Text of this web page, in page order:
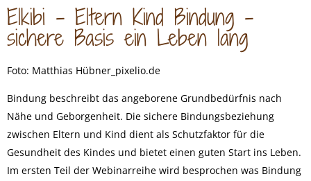
Elkibi – Eltern Kind Bindung –
sichere Basis ein Leben lang
Foto: Matthias Hübner_pixelio.de
Bindung beschreibt das angeborene Grundbedürfnis nach
Nähe und Geborgenheit. Die sichere Bindungsbeziehung
zwischen Eltern und Kind dient als Schutzfaktor für die
Gesundheit des Kindes und bietet einen guten Start ins Leben.
Im ersten Teil der Webinarreihe wird besprochen was Bindung